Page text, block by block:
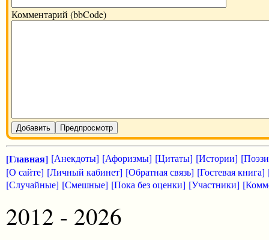
Комментарий (bbCode)
Добавить Предпросмотр
[Главная] [Анекдоты] [Афоризмы] [Цитаты] [Истории]
[О сайте] [Личный кабинет] [Обратная связь] [Гостевая книга]
[Случайные] [Смешные] [Пока без оценки] [Участники]
2012 - 2026